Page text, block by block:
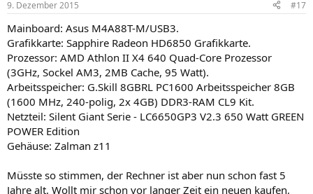
9. Dezember 2015 #17
Mainboard: Asus M4A88T-M/USB3.
Grafikkarte: Sapphire Radeon HD6850 Grafikkarte.
Prozessor: AMD Athlon II X4 640 Quad-Core Prozessor
(3GHz, Sockel AM3, 2MB Cache, 95 Watt).
Arbeitsspeicher: G.Skill 8GBRL PC1600 Arbeitsspeicher 8GB
(1600 MHz, 240-polig, 2x 4GB) DDR3-RAM CL9 Kit.
Netzteil: Silent Giant Serie - LC6650GP3 V2.3 650 Watt GREEN
POWER Edition
Gehäuse: Zalman z11
Müsste so stimmen, der Rechner ist aber nun schon fast 5
Jahre alt. Wollt mir schon vor langer Zeit ein neuen kaufen,